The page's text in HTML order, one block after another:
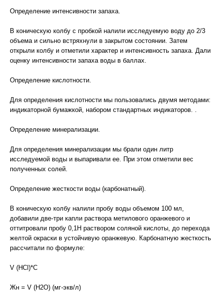
Определение интенсивности запаха.
В коническую колбу с пробкой налили исследуемую воду до 2/3
объема и сильно встряхнули в закрытом состоянии. Затем
открыли колбу и отметили характер и интенсивность запаха. Дали
оценку интенсивности запаха воды в баллах.
Определение кислотности.
Для определения кислотности мы пользовались двумя методами:
индикаторной бумажкой, набором стандартных индикаторов. .
Определение минерализации.
Для определения минерализации мы брали один литр
исследуемой воды и выпаривали ее. При этом отметили вес
полученных солей.
Определение жесткости воды (карбонатный).
В коническую колбу налили пробу воды объемом 100 мл,
добавили две-три капли раствора метилового оранжевого и
оттитровали пробу 0,1Н раствором соляной кислоты, до перехода
желтой окраски в устойчивую оранжевую. Карбонатную жесткость
рассчитали по формуле:
V (HCl)*C
Жн = V (H2O) (мг-экв/л)